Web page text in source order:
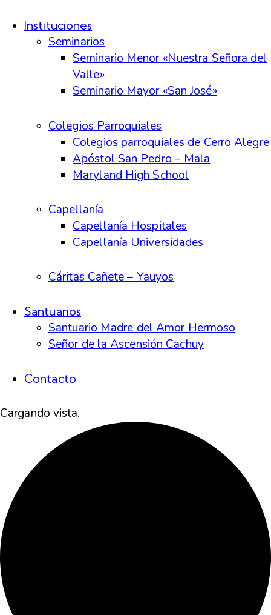
Instituciones
Seminarios
Seminario Menor «Nuestra Señora del
Valle»
Seminario Mayor «San José»
Colegios Parroquiales
Colegios parroquiales de Cerro Alegre
Apóstol San Pedro – Mala
Maryland High School
Capellanía
Capellanía Hospitales
Capellanía Universidades
Cáritas Cañete – Yauyos
Santuarios
Santuario Madre del Amor Hermoso
Señor de la Ascensión Cachuy
Contacto
Cargando vista.